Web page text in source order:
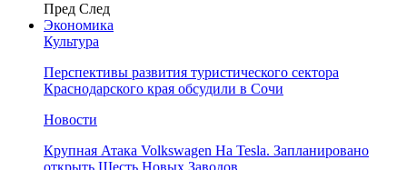
Пред След
Экономика
Культура
Перспективы развития туристического сектора
Краснодарского края обсудили в Сочи
Новости
Крупная Атака Volkswagen На Tesla. Запланировано
открыть Шесть Новых Заводов